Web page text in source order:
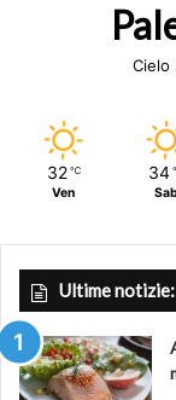
Cielo
32 ℃
Ven
34
Ultime notizie: